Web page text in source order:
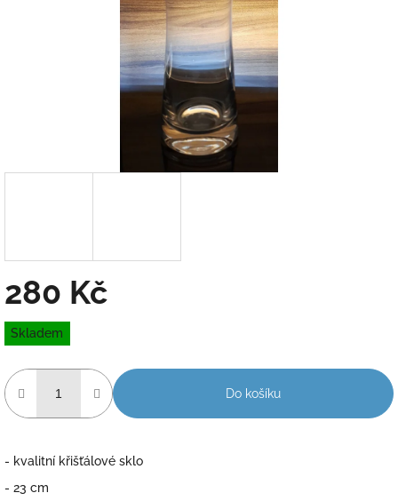
280 Kč
Měrná
cena:
Skladem
Do košíku
- kvalitní křišťálové sklo
- 23 cm